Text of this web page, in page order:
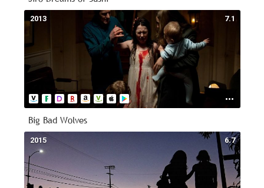
7.1
2013
Big Bad Wolves
6.7
2015